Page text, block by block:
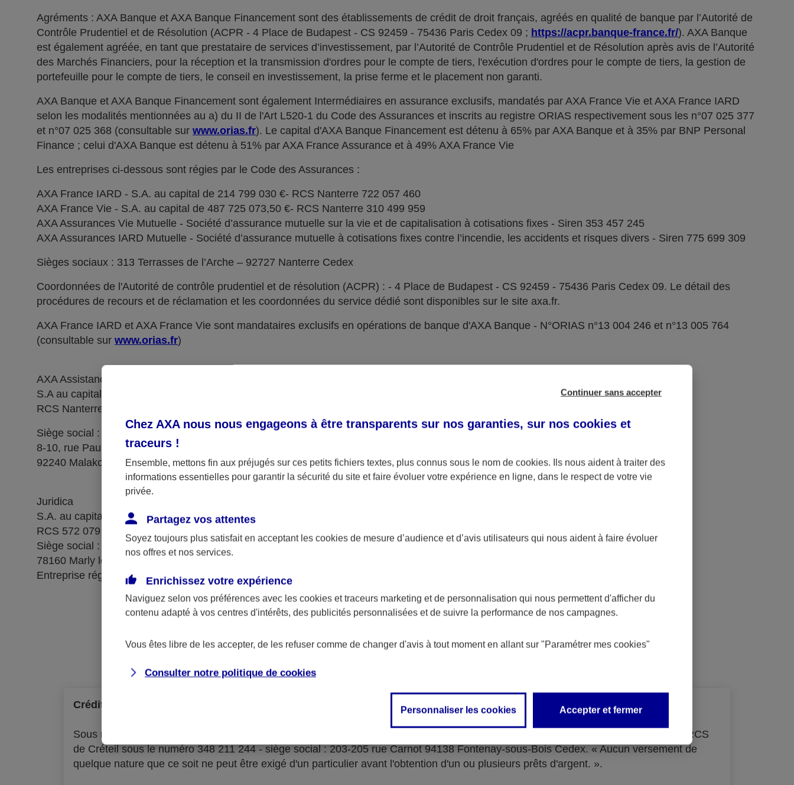
Agréments : AXA Banque et AXA Banque Financement sont des établissements de crédit de droit français, agréés en qualité de banque par l’Autorité de
Contrôle Prudentiel et de Résolution (ACPR - 4 Place de Budapest - CS 92459 - 75436 Paris Cedex 09 ; https://acpr.banque-france.fr/). AXA Banque
est également agréée, en tant que prestataire de services d’investissement, par l’Autorité de Contrôle Prudentiel et de Résolution après avis de l’Autorité
des Marchés Financiers, pour la réception et la transmission d'ordres pour le compte de tiers, l'exécution d'ordres pour le compte de tiers, la gestion de
portefeuille pour le compte de tiers, le conseil en investissement, la prise ferme et le placement non garanti.
AXA Banque et AXA Banque Financement sont également Intermédiaires en assurance exclusifs, mandatés par AXA France Vie et AXA France IARD
selon les modalités mentionnées au a) du II de l'Art L520-1 du Code des Assurances et inscrits au registre ORIAS respectivement sous les n°07 025 377
et n°07 025 368 (consultable sur www.orias.fr). Le capital d'AXA Banque Financement est détenu à 65% par AXA Banque et à 35% par BNP Personal
Finance ; celui d'AXA Banque est détenu à 51% par AXA France Assurance et à 49% AXA France Vie
Les entreprises ci-dessous sont régies par le Code des Assurances :
AXA France IARD - S.A. au capital de 214 799 030 €- RCS Nanterre 722 057 460
AXA France Vie - S.A. au capital de 487 725 073,50 €- RCS Nanterre 310 499 959
AXA Assurances Vie Mutuelle - Société d’assurance mutuelle sur la vie et de capitalisation à cotisations fixes - Siren 353 457 245
AXA Assurances IARD Mutuelle - Société d’assurance mutuelle à cotisations fixes contre l’incendie, les accidents et risques divers - Siren 775 699 309
Sièges sociaux : 313 Terrasses de l’Arche – 92727 Nanterre Cedex
Coordonnées de l'Autorité de contrôle prudentiel et de résolution (ACPR) : - 4 Place de Budapest - CS 92459 - 75436 Paris Cedex 09. Le détail des
procédures de recours et de réclamation et les coordonnées du service dédié sont disponibles sur le site axa.fr.
AXA France IARD et AXA France Vie sont mandataires exclusifs en opérations de banque d'AXA Banque - N°ORIAS n°13 004 246 et n°13 005 764
(consultable sur www.orias.fr)
AXA Assistance France Assurances,
S.A au capital de 51 429 430,40 €,
RCS Nanterre 415 392 724
Siège social :
8-10, rue Paul Vaillant Couturier
92240 Malakoff
Juridica
S.A. au capital de 14 627 854,68 €
RCS 572 079 150 Versailles
Siège social : 1, place Victorien Sardou
78160 Marly le Roi
Entreprise régie par le code des assurances
Réserves d'acceptation du crédit
Crédit à la consommation
Sous réserve d'acceptation par l'organisme prêteur : AXA Banque Financement – SA au capital de 33 855 000 € - immatriculée au RCS
de Créteil sous le numéro 348 211 244 - siège social : 203-205 rue Carnot 94138 Fontenay-sous-Bois Cedex. « Aucun versement de
quelque nature que ce soit ne peut être exigé d'un particulier avant l'obtention d'un ou plusieurs prêts d'argent. ».
Continuer sans accepter
Chez AXA nous nous engageons à être transparents sur nos garanties, sur nos cookies et
traceurs !
Ensemble, mettons fin aux préjugés sur ces petits fichiers textes, plus connus sous le nom de cookies. Ils nous aident à traiter des
informations essentielles pour garantir la sécurité du site et faire évoluer votre expérience en ligne, dans le respect de votre vie
privée.
Partagez vos attentes
Soyez toujours plus satisfait en acceptant les cookies de mesure d’audience et d’avis utilisateurs qui nous aident à faire évoluer
nos offres et nos services.
Enrichissez votre expérience
Naviguez selon vos préférences avec les cookies et traceurs marketing et de personnalisation qui nous permettent d'afficher du
contenu adapté à vos centres d'intérêts, des publicités personnalisées et de suivre la performance de nos campagnes.
Vous êtes libre de les accepter, de les refuser comme de changer d'avis à tout moment en allant sur "Paramétrer mes cookies"
Consulter notre politique de cookies
Personnaliser les cookies Accepter et fermer